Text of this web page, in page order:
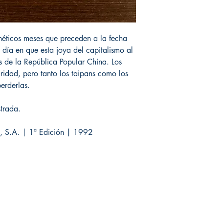
meses que preceden a la fecha
día en que esta joya del capitalismo al
la República Popular China. Los
pero tanto los taipans como los
S.A. | 1ª Edición | 1992